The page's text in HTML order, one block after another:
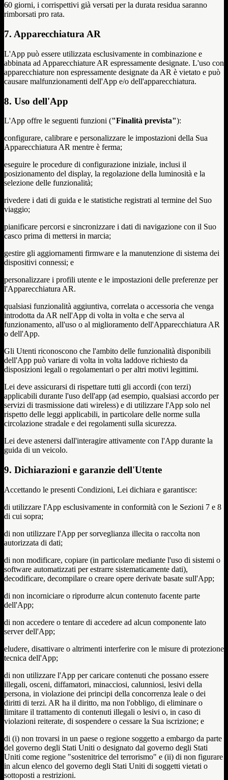
60 giorni, i corrispettivi già versati per la durata residua saranno
rimborsati pro rata.
7. Apparecchiatura AR
L'App può essere utilizzata esclusivamente in combinazione e
abbinata ad Apparecchiature AR espressamente designate. L'uso con
apparecchiature non espressamente designate da AR è vietato e può
causare malfunzionamenti dell'App e/o dell'apparecchiatura.
8. Uso dell'App
L'App offre le seguenti funzioni ("Finalità prevista"):
configurare, calibrare e personalizzare le impostazioni della Sua
Apparecchiatura AR mentre è ferma;
eseguire le procedure di configurazione iniziale, inclusi il
posizionamento del display, la regolazione della luminosità e la
selezione delle funzionalità;
rivedere i dati di guida e le statistiche registrati al termine del Suo
viaggio;
pianificare percorsi e sincronizzare i dati di navigazione con il Suo
casco prima di mettersi in marcia;
gestire gli aggiornamenti firmware e la manutenzione di sistema dei
dispositivi connessi; e
personalizzare i profili utente e le impostazioni delle preferenze per
l'Apparecchiatura AR.
qualsiasi funzionalità aggiuntiva, correlata o accessoria che venga
introdotta da AR nell'App di volta in volta e che serva al
funzionamento, all'uso o al miglioramento dell'Apparecchiatura AR
o dell'App.
Gli Utenti riconoscono che l'ambito delle funzionalità disponibili
dell'App può variare di volta in volta laddove richiesto da
disposizioni legali o regolamentari o per altri motivi legittimi.
Lei deve assicurarsi di rispettare tutti gli accordi (con terzi)
applicabili durante l'uso dell'app (ad esempio, qualsiasi accordo per
servizi di trasmissione dati wireless) e di utilizzare l'App solo nel
rispetto delle leggi applicabili, in particolare delle norme sulla
circolazione stradale e dei regolamenti sulla sicurezza.
Lei deve astenersi dall'interagire attivamente con l'App durante la
guida di un veicolo.
9. Dichiarazioni e garanzie dell'Utente
Accettando le presenti Condizioni, Lei dichiara e garantisce:
di utilizzare l'App esclusivamente in conformità con le Sezioni 7 e 8
di cui sopra;
di non utilizzare l'App per sorveglianza illecita o raccolta non
autorizzata di dati;
di non modificare, copiare (in particolare mediante l'uso di sistemi o
software automatizzati per estrarre sistematicamente dati),
decodificare, decompilare o creare opere derivate basate sull'App;
di non incorniciare o riprodurre alcun contenuto facente parte
dell'App;
di non accedere o tentare di accedere ad alcun componente lato
server dell'App;
eludere, disattivare o altrimenti interferire con le misure di protezione
tecnica dell'App;
di non utilizzare l'App per caricare contenuti che possano essere
illegali, osceni, diffamatori, minacciosi, calunniosi, lesivi della
persona, in violazione dei principi della concorrenza leale o dei
diritti di terzi. AR ha il diritto, ma non l'obbligo, di eliminare o
limitare il trattamento di contenuti illegali o lesivi o, in caso di
violazioni reiterate, di sospendere o cessare la Sua iscrizione; e
di (i) non trovarsi in un paese o regione soggetto a embargo da parte
del governo degli Stati Uniti o designato dal governo degli Stati
Uniti come regione "sostenitrice del terrorismo" e (ii) di non figurare
in alcun elenco del governo degli Stati Uniti di soggetti vietati o
sottoposti a restrizioni.